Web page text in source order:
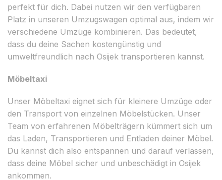
perfekt für dich. Dabei nutzen wir den verfügbaren
Platz in unseren Umzugswagen optimal aus, indem wir
verschiedene Umzüge kombinieren. Das bedeutet,
dass du deine Sachen kostengünstig und
umweltfreundlich nach Osijek transportieren kannst.
Möbeltaxi
Unser Möbeltaxi eignet sich für kleinere Umzüge oder
den Transport von einzelnen Möbelstücken. Unser
Team von erfahrenen Möbelträgern kümmert sich um
das Laden, Transportieren und Entladen deiner Möbel.
Du kannst dich also entspannen und darauf verlassen,
dass deine Möbel sicher und unbeschädigt in Osijek
ankommen.